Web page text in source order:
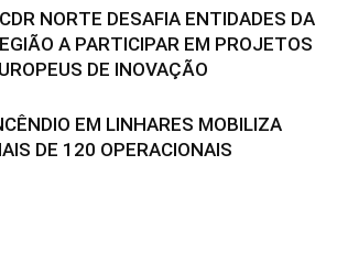
NORTE DESAFIA ENTIDADES DA
A PARTICIPAR EM PROJETOS
DE INOVAÇÃO
EM LINHARES MOBILIZA
DE 120 OPERACIONAIS